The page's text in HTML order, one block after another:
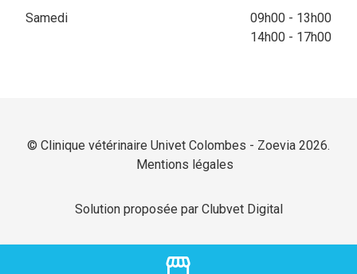
storefront
Samedi
09h00 - 13h00
14h00 - 17h00
© Clinique vétérinaire Univet Colombes - Zoevia 2026.
Mentions légales
Solution proposée par Clubvet Digital